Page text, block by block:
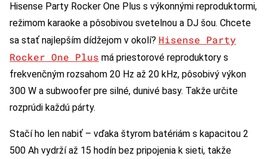
Hisense Party Rocker One Plus s výkonnými reproduktormi,
režimom karaoke a pôsobivou svetelnou a DJ šou. Chcete
sa stať najlepším dídžejom v okolí? Hisense Party
Rocker One Plus má priestorové reproduktory s
frekvenčným rozsahom 20 Hz až 20 kHz, pôsobivý výkon
300 W a subwoofer pre silné, dunivé basy. Takže určite
rozprúdi každú párty.
Stačí ho len nabiť – vďaka štyrom batériám s kapacitou 2
500 Ah vydrží až 15 hodín bez pripojenia k sieti, takže